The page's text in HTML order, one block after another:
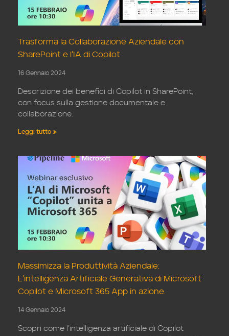
Trasforma la Collaborazione Aziendale con
SharePoint e l’IA di Copilot
16 Gennaio 2024
Descrizione dei benefici di Copilot in SharePoint,
con focus sulla gestione documentale e
collaborazione.
Leggi tutto »
Massimizza la Produttività Aziendale:
L’intelligenza Artificiale Generativa di Microsoft
Copilot e Microsoft 365 App in azione.
14 Gennaio 2024
Scopri come l’intelligenza artificiale di Copilot